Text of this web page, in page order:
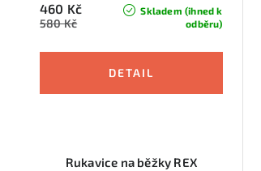
Skladem (ihned k
odběru)
460 Kč
580 Kč
Rukavice na běžky REX